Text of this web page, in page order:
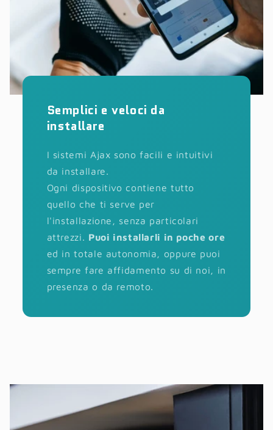
Semplici e veloci da
installare
I sistemi Ajax sono facili e intuitivi
da installare.
Ogni dispositivo contiene tutto
quello che ti serve per
l'installazione, senza particolari
attrezzi. Puoi installarli in poche ore
ed in totale autonomia, oppure puoi
sempre fare affidamento su di noi, in
presenza o da remoto.